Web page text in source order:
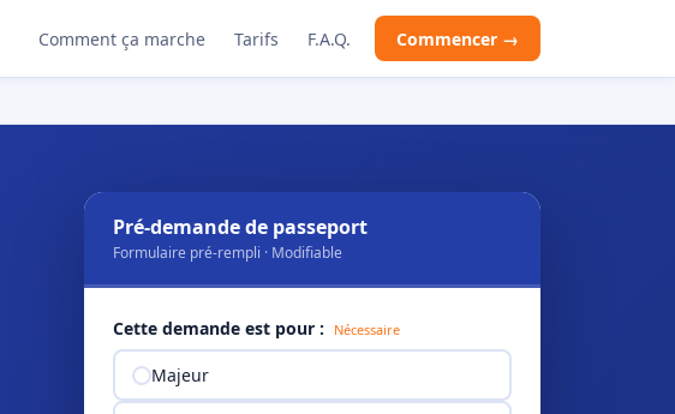
Comment ça marche Tarifs F.A.Q. Commencer →
Pré-demande de passeport
Formulaire pré-rempli · Modifiable
Cette demande est pour : Nécessaire
Majeur